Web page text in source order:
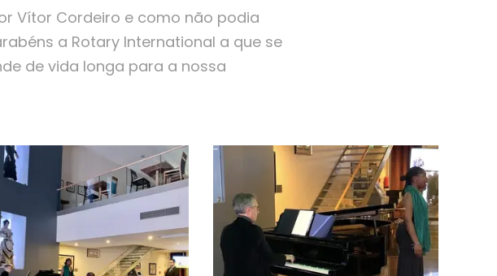
Vítor Cordeiro e como não podia
a Rotary International a que se
de vida longa para a nossa